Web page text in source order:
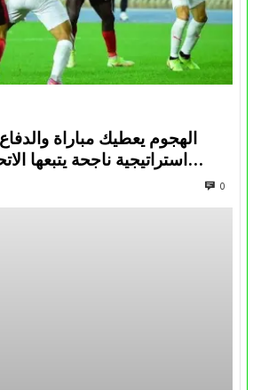
الهجوم يعطيك مباراة
استراتيجية ناجحة يتبعها
0